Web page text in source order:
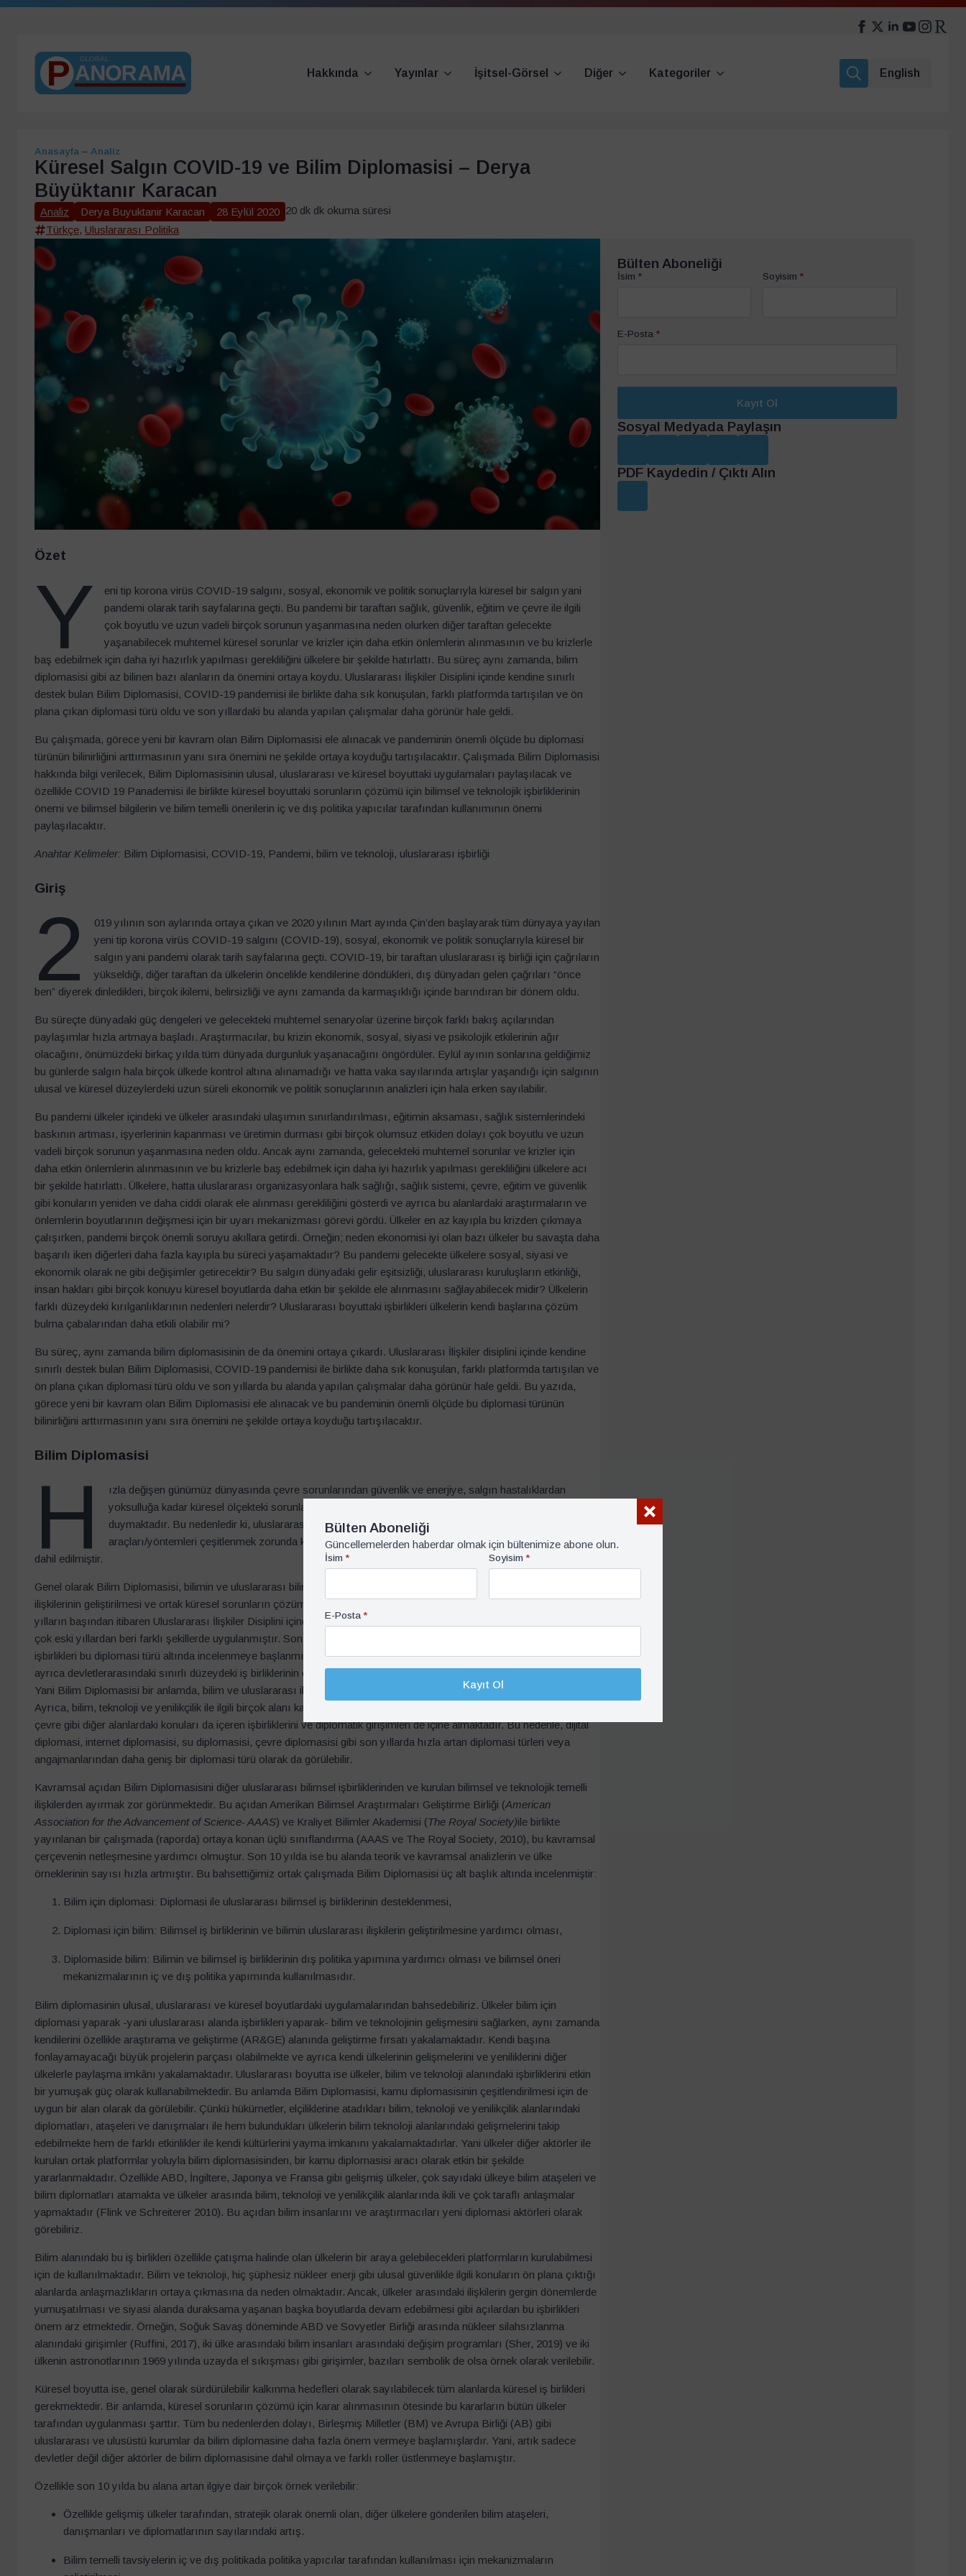
Hakkında Yayınlar İşitsel-Görsel Diğer
Kategoriler
English
Anasayfa – Analiz
Küresel Salgın COVID-19 ve Bilim Diplomasisi – Derya
Büyüktanır Karacan
Analiz Derya Buyuktanir Karacan 28 Eylül 2020 20 dk dk okuma süresi
Türkçe, Uluslararası Politika
Özet
Y
eni tip korona virüs COVID-19 salgını, sosyal, ekonomik ve politik sonuçlarıyla küresel bir salgın yani
pandemi olarak tarih sayfalarına geçti. Bu pandemi bir taraftan sağlık, güvenlik, eğitim ve çevre ile ilgili
çok boyutlu ve uzun vadeli birçok sorunun yaşanmasına neden olurken diğer taraftan gelecekte
yaşanabilecek muhtemel küresel sorunlar ve krizler için daha etkin önlemlerin alınmasının ve bu krizlerle
baş edebilmek için daha iyi hazırlık yapılması gerekliliğini ülkelere bir şekilde hatırlattı. Bu süreç aynı zamanda, bilim
diplomasisi gibi az bilinen bazı alanların da önemini ortaya koydu. Uluslararası İlişkiler Disiplini içinde kendine sınırlı
destek bulan Bilim Diplomasisi, COVID-19 pandemisi ile birlikte daha sık konuşulan, farklı platformda tartışılan ve ön
plana çıkan diplomasi türü oldu ve son yıllardaki bu alanda yapılan çalışmalar daha görünür hale geldi.
Bu çalışmada, görece yeni bir kavram olan Bilim Diplomasisi ele alınacak ve pandeminin önemli ölçüde bu diplomasi
türünün bilinirliğini arttırmasının yanı sıra önemini ne şekilde ortaya koyduğu tartışılacaktır. Çalışmada Bilim Diplomasisi
hakkında bilgi verilecek, Bilim Diplomasisinin ulusal, uluslararası ve küresel boyuttaki uygulamaları paylaşılacak ve
özellikle COVID 19 Panademisi ile birlikte küresel boyuttaki sorunların çözümü için bilimsel ve teknolojik işbirliklerinin
önemi ve bilimsel bilgilerin ve bilim temelli önerilerin iç ve dış politika yapıcılar tarafından kullanımının önemi
paylaşılacaktır.
Anahtar Kelimeler: Bilim Diplomasisi, COVID-19, Pandemi, bilim ve teknoloji, uluslararası işbirliği
Giriş
2
019 yılının son aylarında ortaya çıkan ve 2020 yılının Mart ayında Çin’den başlayarak tüm dünyaya yayılan
yeni tip korona virüs COVID-19 salgını (COVID-19), sosyal, ekonomik ve politik sonuçlarıyla küresel bir
salgın yani pandemi olarak tarih sayfalarına geçti. COVID-19, bir taraftan uluslararası iş birliği için çağrıların
yükseldiği, diğer taraftan da ülkelerin öncelikle kendilerine döndükleri, dış dünyadan gelen çağrıları “önce
ben” diyerek dinledikleri, birçok ikilemi, belirsizliği ve aynı zamanda da karmaşıklığı içinde barındıran bir dönem oldu.
Bu süreçte dünyadaki güç dengeleri ve gelecekteki muhtemel senaryolar üzerine birçok farklı bakış açılarından
paylaşımlar hızla artmaya başladı. Araştırmacılar, bu krizin ekonomik, sosyal, siyasi ve psikolojik etkilerinin ağır
olacağını, önümüzdeki birkaç yılda tüm dünyada durgunluk yaşanacağını öngördüler. Eylül ayının sonlarına geldiğimiz
bu günlerde salgın hala birçok ülkede kontrol altına alınamadığı ve hatta vaka sayılarında artışlar yaşandığı için salgının
ulusal ve küresel düzeylerdeki uzun süreli ekonomik ve politik sonuçlarının analizleri için hala erken sayılabilir.
Bu pandemi ülkeler içindeki ve ülkeler arasındaki ulaşımın sınırlandırılması, eğitimin aksaması, sağlık sistemlerindeki
baskının artması, işyerlerinin kapanması ve üretimin durması gibi birçok olumsuz etkiden dolayı çok boyutlu ve uzun
vadeli birçok sorunun yaşanmasına neden oldu. Ancak aynı zamanda, gelecekteki muhtemel sorunlar ve krizler için
daha etkin önlemlerin alınmasının ve bu krizlerle baş edebilmek için daha iyi hazırlık yapılması gerekliliğini ülkelere acı
bir şekilde hatırlattı. Ülkelere, hatta uluslararası organizasyonlara halk sağlığı, sağlık sistemi, çevre, eğitim ve güvenlik
gibi konuların yeniden ve daha ciddi olarak ele alınması gerekliliğini gösterdi ve ayrıca bu alanlardaki araştırmaların ve
önlemlerin boyutlarının değişmesi için bir uyarı mekanizması görevi gördü. Ülkeler en az kayıpla bu krizden çıkmaya
çalışırken, pandemi birçok önemli soruyu akıllara getirdi. Örneğin; neden ekonomisi iyi olan bazı ülkeler bu savaşta daha
başarılı iken diğerleri daha fazla kayıpla bu süreci yaşamaktadır? Bu pandemi gelecekte ülkelere sosyal, siyasi ve
ekonomik olarak ne gibi değişimler getirecektir? Bu salgın dünyadaki gelir eşitsizliği, uluslararası kuruluşların etkinliği,
insan hakları gibi birçok konuyu küresel boyutlarda daha etkin bir şekilde ele alınmasını sağlayabilecek midir? Ülkelerin
farklı düzeydeki kırılganlıklarının nedenleri nelerdir? Uluslararası boyuttaki işbirlikleri ülkelerin kendi başlarına çözüm
bulma çabalarından daha etkili olabilir mi?
Bu süreç, aynı zamanda bilim diplomasisinin de da önemini ortaya çıkardı. Uluslararası İlişkiler disiplini içinde kendine
sınırlı destek bulan Bilim Diplomasisi, COVID-19 pandemisi ile birlikte daha sık konuşulan, farklı platformda tartışılan ve
ön plana çıkan diplomasi türü oldu ve son yıllarda bu alanda yapılan çalışmalar daha görünür hale geldi. Bu yazıda,
görece yeni bir kavram olan Bilim Diplomasisi ele alınacak ve bu pandeminin önemli ölçüde bu diplomasi türünün
bilinirliğini arttırmasının yanı sıra önemini ne şekilde ortaya koyduğu tartışılacaktır.
Bilim Diplomasisi
H
ızla değişen günümüz dünyasında çevre sorunlarından güvenlik ve enerjiye, salgın hastalıklardan
yoksulluğa kadar küresel ölçekteki sorunlar, küresel bakış açısı gerektiren çözümlere ihtiyaç
duymaktadır. Bu nedenledir ki, uluslararası ve küresel boyutlarda siyaset yapma ve karar alma
araçları/yöntemleri çeşitlenmek zorunda kalmış ve bunların arasına bilim diplomasisi gibi yeni araçlar
dahil edilmiştir.
Genel olarak Bilim Diplomasisi, bilimin ve uluslararası bilimsel işbirliklerinin, ülkelerin dış politikalarının ve uluslararası
ilişkilerinin geliştirilmesi ve ortak küresel sorunların çözümü için kullanılmasıdır. Bilim Diplomasisi, her ne kadar 2000’li
yılların başından itibaren Uluslararası İlişkiler Disiplini içinde görünür olan bir diplomasi türü olsa da ülkeler tarafından
çok eski yıllardan beri farklı şekillerde uygulanmıştır. Son yıllarda, özellikle bilim ve teknoloji alanındaki uluslararası
işbirlikleri bu diplomasi türü altında incelenmeye başlanmıştır ve bilimsel yeniliklerin paylaşılmasının, buluşların ve
ayrıca devletlerarasındaki sınırlı düzeydeki iş birliklerinin ötesinde, daha stratejik ve çok boyutlu bir yaklaşıma sahiptir.
Yani Bilim Diplomasisi bir anlamda, bilim ve uluslararası ilişkilerin kesiştiği bir noktada durmaktadır (Ruffini, 2017).
Ayrıca, bilim, teknoloji ve yenilikçilik ile ilgili birçok alanı kapsamasından dolayı, su sorunları, siber güvenlik, sağlık ve
çevre gibi diğer alanlardaki konuları da içeren işbirliklerini ve diplomatik girişimleri de içine almaktadır. Bu nedenle, dijital
diplomasi, internet diplomasisi, su diplomasisi, çevre diplomasisi gibi son yıllarda hızla artan diplomasi türleri veya
angajmanlarından daha geniş bir diplomasi türü olarak da görülebilir.
Kavramsal açıdan Bilim Diplomasisini diğer uluslararası bilimsel işbirliklerinden ve kurulan bilimsel ve teknolojik temelli
ilişkilerden ayırmak zor görünmektedir. Bu açıdan Amerikan Bilimsel Araştırmaları Geliştirme Birliği (American
Association for the Advancement of Science- AAAS) ve Kraliyet Bilimler Akademisi (The Royal Society)ile birlikte
yayınlanan bir çalışmada (raporda) ortaya konan üçlü sınıflandırma (AAAS ve The Royal Society, 2010), bu kavramsal
çerçevenin netleşmesine yardımcı olmuştur. Son 10 yılda ise bu alanda teorik ve kavramsal analizlerin ve ülke
örneklerinin sayısı hızla artmıştır. Bu bahsettiğimiz ortak çalışmada Bilim Diplomasisi üç alt başlık altında incelenmiştir:
Bilim için diplomasi: Diplomasi ile uluslararası bilimsel iş birliklerinin desteklenmesi,
Diplomasi için bilim: Bilimsel iş birliklerinin ve bilimin uluslararası ilişkilerin geliştirilmesine yardımcı olması,
Diplomaside bilim: Bilimin ve bilimsel iş birliklerinin dış politika yapımına yardımcı olması ve bilimsel öneri
mekanizmalarının iç ve dış politika yapımında kullanılmasıdır.
Bilim diplomasinin ulusal, uluslararası ve küresel boyutlardaki uygulamalarından bahsedebiliriz. Ülkeler bilim için
diplomasi yaparak -yani uluslararası alanda işbirlikleri yaparak- bilim ve teknolojinin gelişmesini sağlarken, aynı zamanda
kendilerini özellikle araştırama ve geliştirme (AR&GE) alanında geliştirme fırsatı yakalamaktadır. Kendi başına
fonlayamayacağı büyük projelerin parçası olabilmekte ve ayrıca kendi ülkelerinin gelişmelerini ve yeniliklerini diğer
ülkelerle paylaşma imkânı yakalamaktadır. Uluslararası boyutta ise ülkeler, bilim ve teknoloji alanındaki işbirliklerini etkin
bir yumuşak güç olarak kullanabilmektedir. Bu anlamda Bilim Diplomasisi, kamu diplomasisinin çeşitlendirilmesi için de
uygun bir alan olarak da görülebilir. Çünkü hükümetler, elçiliklerine atadıkları bilim, teknoloji ve yenilikçilik alanlarındaki
diplomatları, ataşeleri ve danışmaları ile hem bulundukları ülkelerin bilim teknoloji alanlarındaki gelişmelerini takip
edebilmekte hem de farklı etkinlikler ile kendi kültürlerini yayma imkanını yakalamaktadırlar. Yani ülkeler diğer aktörler ile
kurulan ortak platformlar yoluyla bilim diplomasisinden, bir kamu diplomasisi aracı olarak etkin bir şekilde
yararlanmaktadır. Özellikle ABD, İngiltere, Japonya ve Fransa gibi gelişmiş ülkeler, çok sayıdaki ülkeye bilim ataşeleri ve
bilim diplomatları atamakta ve ülkeler arasında bilim, teknoloji ve yenilikçilik alanlarında ikili ve çok taraflı anlaşmalar
yapmaktadır (Flink ve Schreiterer 2010). Bu açıdan bilim insanlarını ve araştırmacıları yeni diplomasi aktörleri olarak
görebiliriz.
Bilim alanındaki bu iş birlikleri özellikle çatışma halinde olan ülkelerin bir araya gelebilecekleri platformların kurulabilmesi
için de kullanılmaktadır. Bilim ve teknoloji, hiç şüphesiz nükleer enerji gibi ulusal güvenlikle ilgili konuların ön plana çıktığı
alanlarda anlaşmazlıkların ortaya çıkmasına da neden olmaktadır. Ancak, ülkeler arasındaki ilişkilerin gergin dönemlerde
yumuşatılması ve siyasi alanda duraksama yaşanan başka boyutlarda devam edebilmesi gibi açılardan bu işbirlikleri
önem arz etmektedir. Örneğin, Soğuk Savaş döneminde ABD ve Sovyetler Birliği arasında nükleer silahsızlanma
alanındaki girişimler (Ruffini, 2017), iki ülke arasındaki bilim insanları arasındaki değişim programları (Sher, 2019) ve iki
ülkenin astronotlarının 1969 yılında uzayda el sıkışması gibi girişimler, bazıları sembolik de olsa örnek olarak verilebilir.
Küresel boyutta ise, genel olarak sürdürülebilir kalkınma hedefleri olarak sayılabilecek tüm alanlarda küresel iş birlikleri
gerekmektedir. Bir anlamda, küresel sorunların çözümü için karar alınmasının ötesinde bu kararların bütün ülkeler
tarafından uygulanması şarttır. Tüm bu nedenlerden dolayı, Birleşmiş Milletler (BM) ve Avrupa Birliği (AB) gibi
uluslararası ve ulusüstü kurumlar da bilim diplomasine daha fazla önem vermeye başlamışlardır. Yani, artık sadece
devletler değil diğer aktörler de bilim diplomasisine dahil olmaya ve farklı roller üstlenmeye başlamıştır.
Özellikle son 10 yılda bu alana artan ilgiye dair birçok örnek verilebilir:
Özellikle gelişmiş ülkeler tarafından, stratejik olarak önemli olan, diğer ülkelere gönderilen bilim ataşeleri,
danışmanları ve diplomatlarının sayılarındaki artış.
Bilim temelli tavsiyelerin iç ve dış politikada politika yapıcılar tarafından kullanılması için mekanizmaların
Bülten Aboneliği
İsim * Soyisim *
E-Posta *
Kayıt Ol
Sosyal Medyada Paylaşın
PDF Kaydedin / Çıktı Alın
Bülten Aboneliği
Güncellemelerden haberdar olmak için bültenimize abone olun.
İsim * Soyisim *
E-Posta *
Kayıt Ol